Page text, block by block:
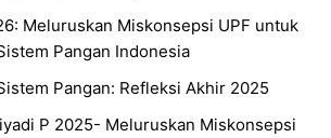
Meluruskan Miskonsepsi UPF untuk
Pangan Indonesia
Pangan: Refleksi Akhir 2025
P 2025- Meluruskan Miskonsepsi